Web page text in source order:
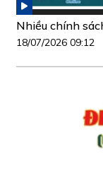
Nhiều chính
18/07/2026 09:12